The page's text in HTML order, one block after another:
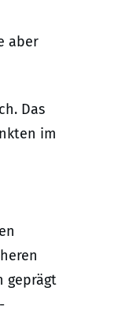
aber
Das
im
geprägt